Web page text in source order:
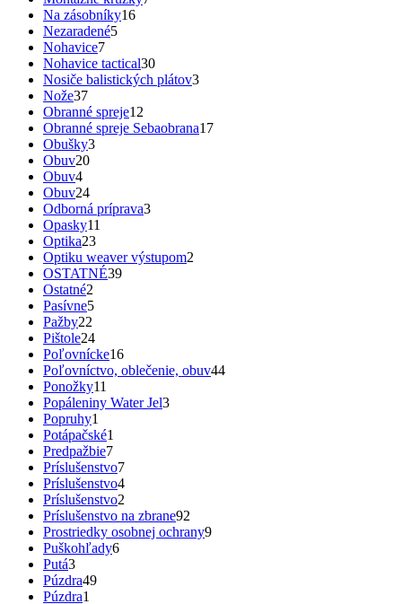
Na zásobníky16
Nezaradené5
Nohavice7
Nohavice tactical30
Nosiče balistických plátov3
Nože37
Obranné spreje12
Obranné spreje Sebaobrana17
Obušky3
Obuv20
Obuv4
Obuv24
Odborná príprava3
Opasky11
Optika23
Optiku weaver výstupom2
OSTATNÉ39
Ostatné2
Pasívne5
Pažby22
Pištole24
Poľovnícke16
Poľovníctvo, oblečenie, obuv44
Ponožky11
Popáleniny Water Jel3
Popruhy1
Potápačské1
Predpažbie7
Príslušenstvo7
Príslušenstvo4
Príslušenstvo2
Príslušenstvo na zbrane92
Prostriedky osobnej ochrany9
Puškohľady6
Putá3
Púzdra49
Púzdra1